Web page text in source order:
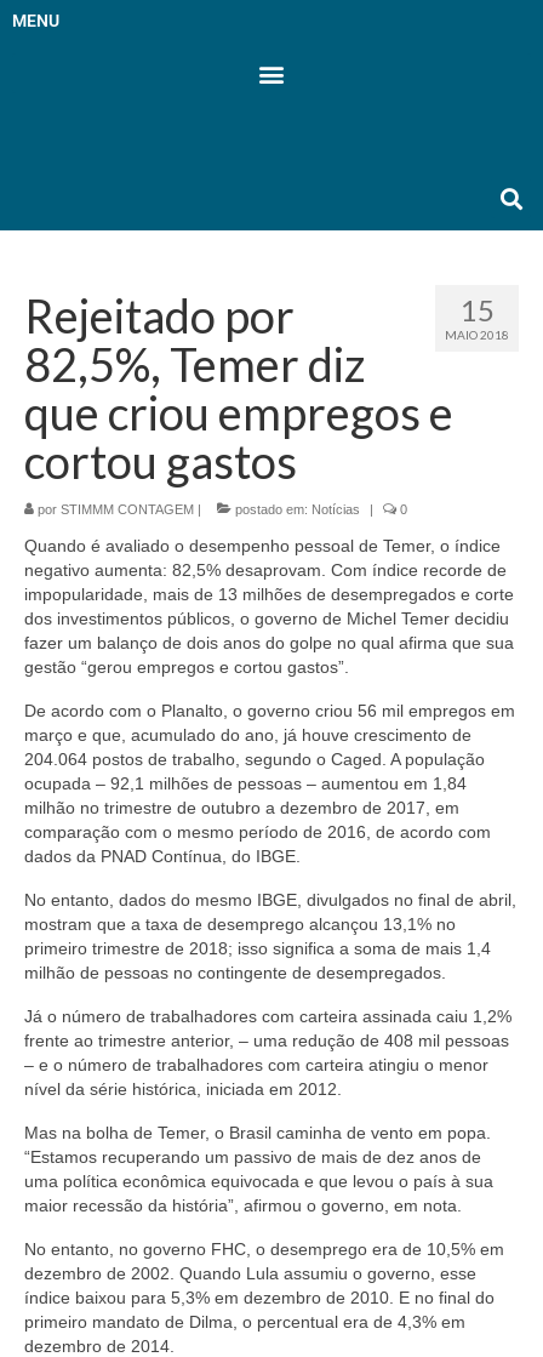
MENU
15
MAIO 2018
Rejeitado por
82,5%, Temer diz
que criou empregos e
cortou gastos
por STIMMM CONTAGEM | postado em: Notícias | 0
Quando é avaliado o desempenho pessoal de Temer, o índice
negativo aumenta: 82,5% desaprovam. Com índice recorde de
impopularidade, mais de 13 milhões de desempregados e corte
dos investimentos públicos, o governo de Michel Temer decidiu
fazer um balanço de dois anos do golpe no qual afirma que sua
gestão “gerou empregos e cortou gastos”.
De acordo com o Planalto, o governo criou 56 mil empregos em
março e que, acumulado do ano, já houve crescimento de
204.064 postos de trabalho, segundo o Caged. A população
ocupada – 92,1 milhões de pessoas – aumentou em 1,84
milhão no trimestre de outubro a dezembro de 2017, em
comparação com o mesmo período de 2016, de acordo com
dados da PNAD Contínua, do IBGE.
No entanto, dados do mesmo IBGE, divulgados no final de abril,
mostram que a taxa de desemprego alcançou 13,1% no
primeiro trimestre de 2018; isso significa a soma de mais 1,4
milhão de pessoas no contingente de desempregados.
Já o número de trabalhadores com carteira assinada caiu 1,2%
frente ao trimestre anterior, – uma redução de 408 mil pessoas
– e o número de trabalhadores com carteira atingiu o menor
nível da série histórica, iniciada em 2012.
Mas na bolha de Temer, o Brasil caminha de vento em popa.
“Estamos recuperando um passivo de mais de dez anos de
uma política econômica equivocada e que levou o país à sua
maior recessão da história”, afirmou o governo, em nota.
No entanto, no governo FHC, o desemprego era de 10,5% em
dezembro de 2002. Quando Lula assumiu o governo, esse
índice baixou para 5,3% em dezembro de 2010. E no final do
primeiro mandato de Dilma, o percentual era de 4,3% em
dezembro de 2014.